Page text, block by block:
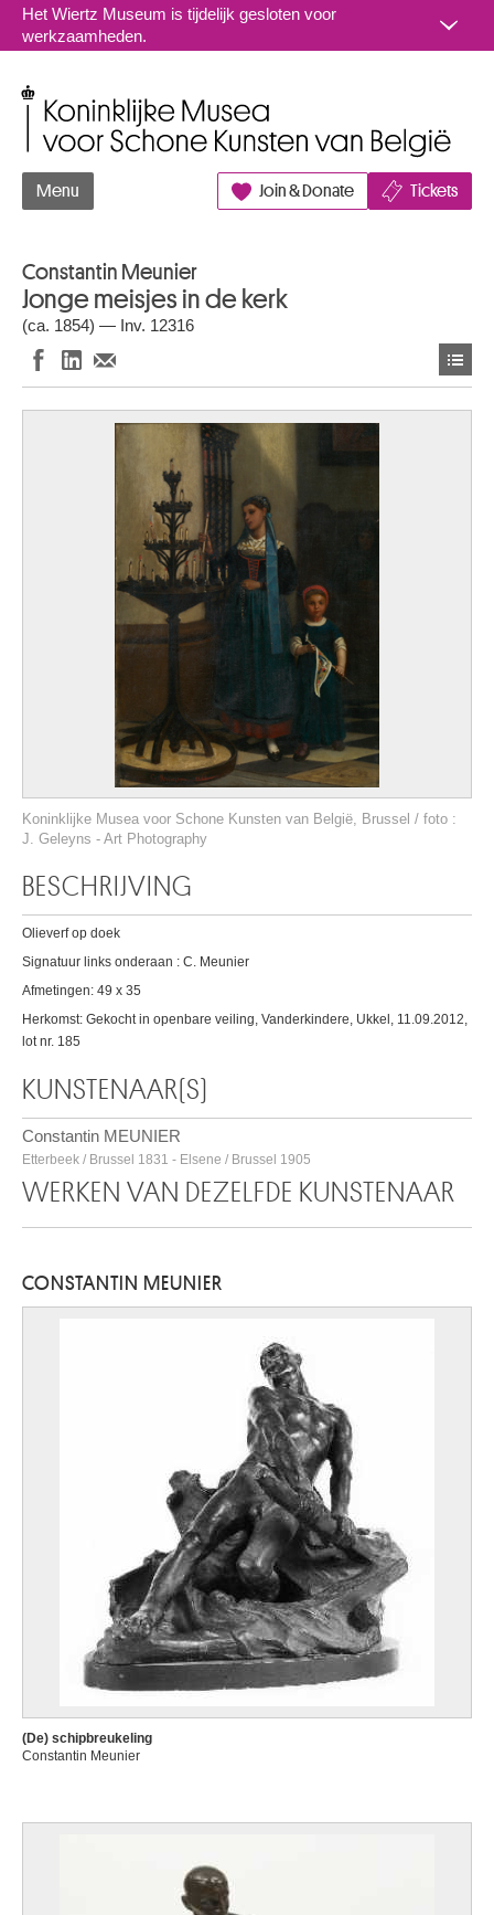
Naar inhoud
Het Wiertz Museum is tijdelijk gesloten voor
werkzaamheden.
Menu Join & Donate Tickets
Constantin Meunier
Jonge meisjes in de kerk
(ca. 1854) — Inv. 12316
Koninklijke Musea voor Schone Kunsten van België, Brussel / foto :
J. Geleyns - Art Photography
BESCHRIJVING
Olieverf op doek
Signatuur links onderaan : C. Meunier
Afmetingen: 49 x 35
Herkomst: Gekocht in openbare veiling, Vanderkindere, Ukkel, 11.09.2012,
lot nr. 185
KUNSTENAAR(S)
Constantin MEUNIER
Etterbeek / Brussel 1831 - Elsene / Brussel 1905
WERKEN VAN DEZELFDE KUNSTENAAR
CONSTANTIN MEUNIER
(De) schipbreukeling
Constantin Meunier